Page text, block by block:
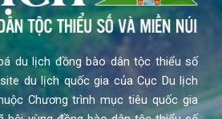
du lịch đồng bào dân tộc thiểu số
du lịch quốc gia của Cục Du lịch
Chương trình mục tiêu quốc gia